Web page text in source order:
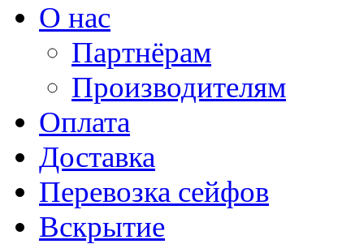
О нас
Партнёрам
Производителям
Оплата
Доставка
Перевозка сейфов
Вскрытие